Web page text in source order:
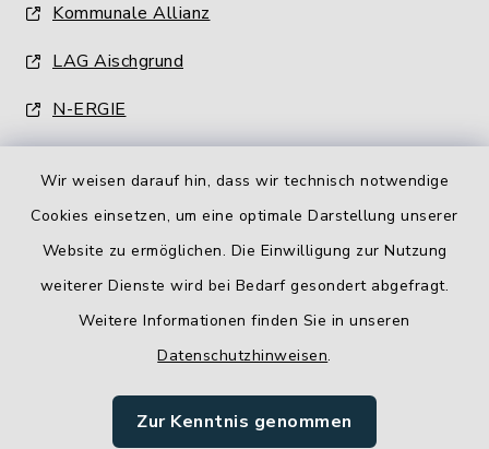
Wir weisen darauf hin, dass wir technisch notwendige
Cookies einsetzen, um eine optimale Darstellung unserer
Website zu ermöglichen. Die Einwilligung zur Nutzung
weiterer Dienste wird bei Bedarf gesondert abgefragt.
Weitere Informationen finden Sie in unseren
Datenschutzhinweisen.
Zur Kenntnis genommen
Kommunale Allianz
LAG Aischgrund
N-ERGIE
Barrierefreiheit
Impressum